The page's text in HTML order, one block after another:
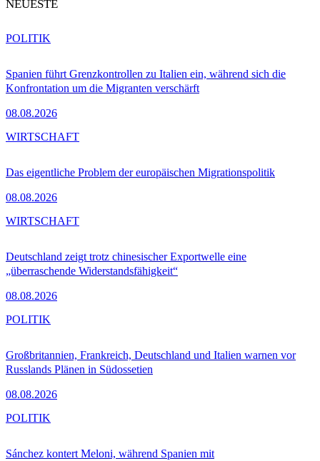
NEUESTE
Spanien führt Grenzkontrollen zu Italien ein, während sich die
Konfrontation um die Migranten verschärft
08.08.2026
POLITIK
Das eigentliche Problem der europäischen Migrationspolitik
08.08.2026
WIRTSCHAFT
Deutschland zeigt trotz chinesischer Exportwelle eine
„überraschende Widerstandsfähigkeit“
08.08.2026
WIRTSCHAFT
Großbritannien, Frankreich, Deutschland und Italien warnen vor
Russlands Plänen in Südossetien
08.08.2026
POLITIK
Sánchez kontert Meloni, während Spanien mit
POLITIK